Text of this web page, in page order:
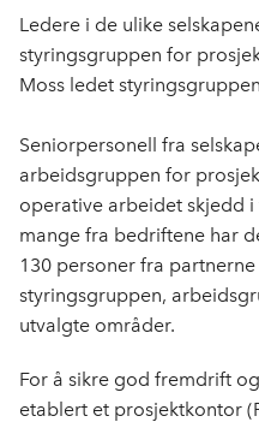
Ledere i de ulike
styringsgruppen for
Moss ledet
Seniorpersonell fra
arbeidsgruppen for
operative arbeidet skjedd
mange fra bedriftene har
130 personer fra
styringsgruppen,
utvalgte områder.
For å sikre god fremdrift
etablert et prosjektkontor